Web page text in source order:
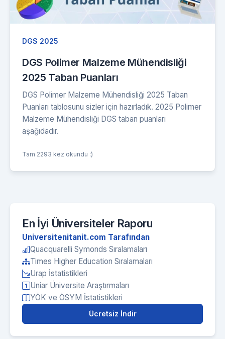
DGS 2025
DGS Polimer Malzeme Mühendisliği
2025 Taban Puanları
DGS Polimer Malzeme Mühendisliği 2025 Taban
Puanları tablosunu sizler için hazırladık. 2025 Polimer
Malzeme Mühendisliği DGS taban puanları
aşağıdadır.
Tam 2293 kez okundu :)
En İyi Üniversiteler Raporu
Universitenitanit.com Tarafından
Quacquarelli Symonds Sıralamaları
Times Higher Education Sıralamaları
Urap İstatistikleri
Uniar Üniversite Araştırmaları
YÖK ve ÖSYM İstatistikleri
Ücretsiz İndir